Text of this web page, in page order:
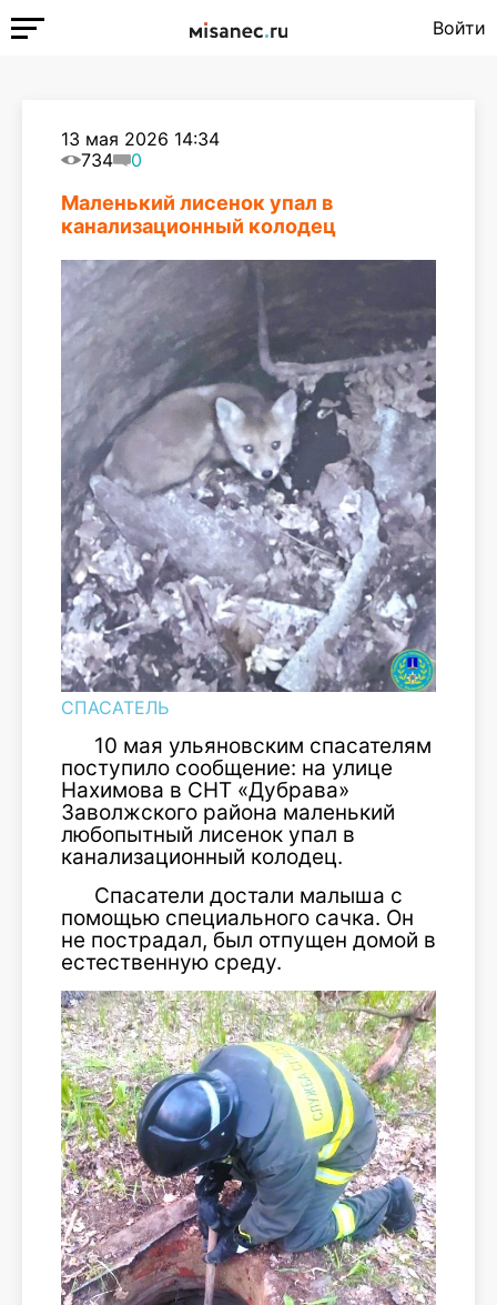
Войти
13 мая 2026 14:34
734
0
Маленький лисенок упал в
канализационный колодец
СПАСАТЕЛЬ
10 мая ульяновским спасателям
поступило сообщение: на улице
Нахимова в СНТ «Дубрава»
Заволжского района маленький
любопытный лисенок упал в
канализационный колодец.
Спасатели достали малыша с
помощью специального сачка. Он
не пострадал, был отпущен домой в
естественную среду.